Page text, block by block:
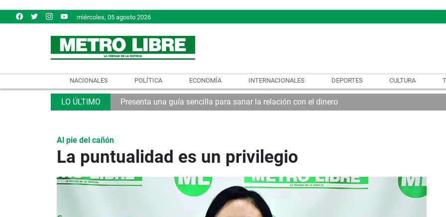
miércoles, 05 agosto 2026
NACIONALES POLÍTICA ECONOMÍA INTERNACIONALES DEPORTES CULTURA
Presenta una guía sencilla para sanar la relación con el dinero
Al pie del cañón
La puntualidad es un privilegio